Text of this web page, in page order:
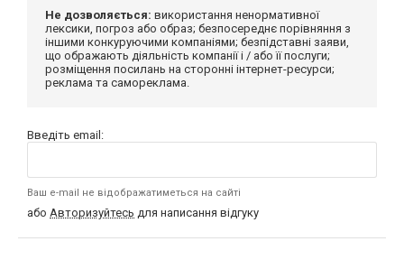
Не дозволяється: використання ненормативної
лексики, погроз або образ; безпосереднє порівняння з
іншими конкуруючими компаніями; безпідставні заяви,
що ображають діяльність компанії і / або її послуги;
розміщення посилань на сторонні інтернет-ресурси;
реклама та самореклама.
Введіть email:
Ваш e-mail не відображатиметься на сайті
або Авторизуйтесь для написання відгуку